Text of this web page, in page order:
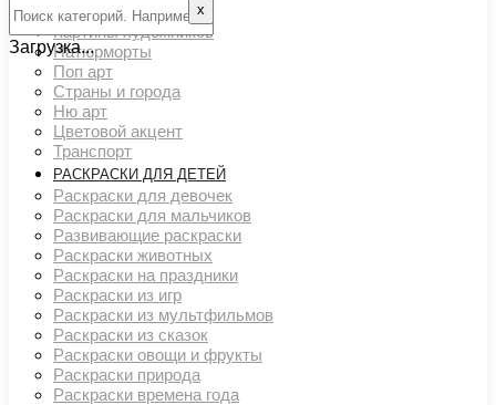
Люди
Картины художников
Натюрморты
Поп арт
Страны и города
Ню арт
Цветовой акцент
Транспорт
РАСКРАСКИ ДЛЯ ДЕТЕЙ
Раскраски для девочек
Раскраски для мальчиков
Развивающие раскраски
Раскраски животных
Раскраски на праздники
Раскраски из игр
Раскраски из мультфильмов
Раскраски из сказок
Раскраски овощи и фрукты
Раскраски природа
Раскраски времена года
х
Загрузка...